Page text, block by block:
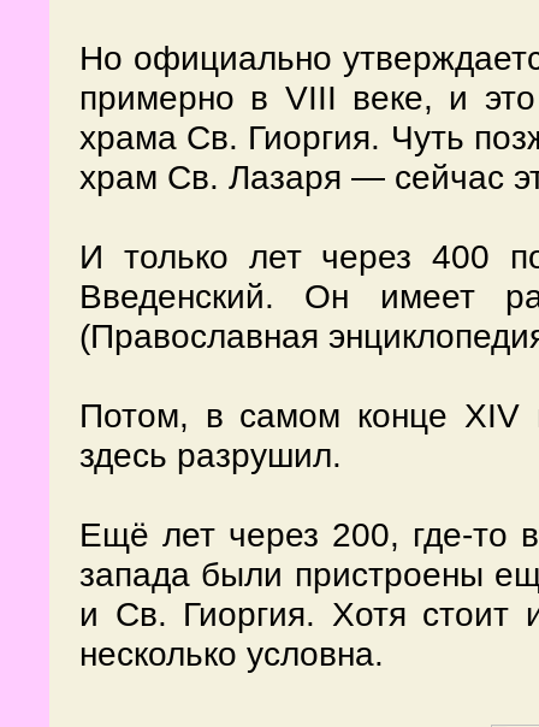
Но официально
примерно в VIII веке, и это
храма Св. Гиоргия. Чуть
храм Св. Лазаря — сейчас
И только лет через 400
Введенский. Он имеет
(Православная
Потом, в самом конце XIV
здесь разрушил.
Ещё лет через 200, где-то
запада были пристроены
и Св. Гиоргия. Хотя стоит
несколько условна.